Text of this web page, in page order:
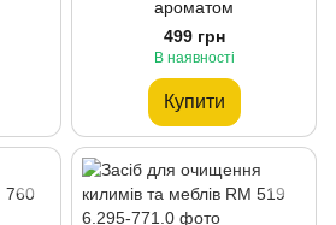
ароматом
499 грн
В наявності
Купити